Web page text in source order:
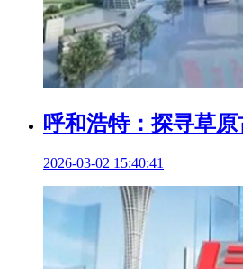
呼和浩特：探寻草
2026-03-02 15:40:41